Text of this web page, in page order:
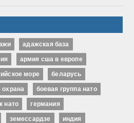
адажская база
армия сша в европе
море беларусь
охрана боевая группа нато
нато германия
земессардзе индия